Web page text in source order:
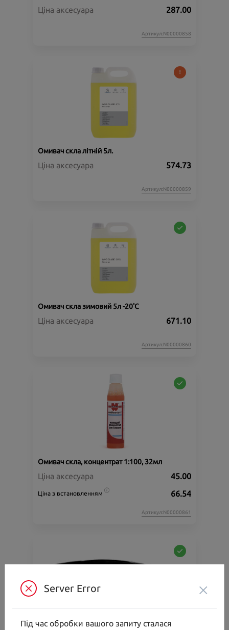
Ціна аксесуара 287.00
Артикул:N00000858
Омивач скла літній 5л.
Ціна аксесуара 574.73
Артикул:N00000859
Омивач скла зимовий 5л -20'C
Ціна аксесуара 671.10
Артикул:N00000860
Омивач скла, концентрат 1:100, 32мл
Ціна аксесуара 45.00
Ціна з встановленням 66.54
Артикул:N00000861
Server Error ×
Під час обробки вашого запиту сталася